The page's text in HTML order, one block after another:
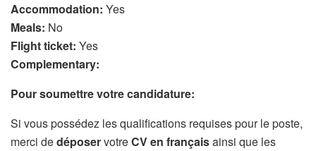
Accommodation: Yes
Meals: No
Flight ticket: Yes
Complementary:
Pour soumettre votre candidature:
Si vous possédez les qualifications requises pour le poste,
merci dedéposervotreCV en françaisainsi que les